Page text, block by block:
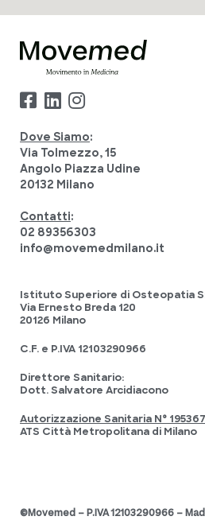
Dove Siamo:
Via Tolmezzo, 15
Angolo Piazza Udine
20132 Milano
Contatti:
02 89356303
info@movemedmilano.it
Istituto Superiore di Osteopatia
Via Ernesto Breda 120
20126 Milano
C.F. e P.IVA 12103290966
Direttore Sanitario:
Dott. Salvatore Arcidiacono
Autorizzazione Sanitaria N° 195367
ATS Città Metropolitana di Milano
©Movemed – P.IVA 12103290966 –